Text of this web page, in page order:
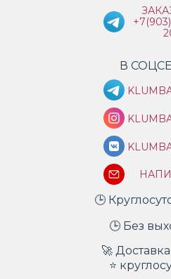
В
🕒
🕒 Без
🚀 Доставка
⭐